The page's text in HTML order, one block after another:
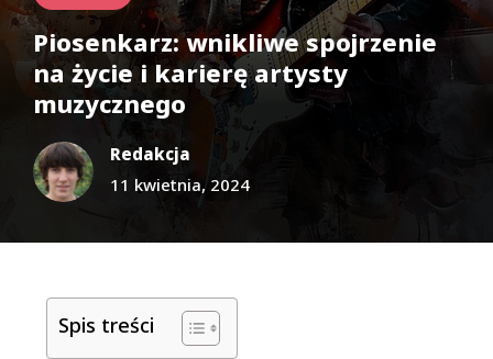
Piosenkarz: wnikliwe spojrzenie
na życie i karierę artysty
muzycznego
Redakcja
11 kwietnia, 2024
Spis treści